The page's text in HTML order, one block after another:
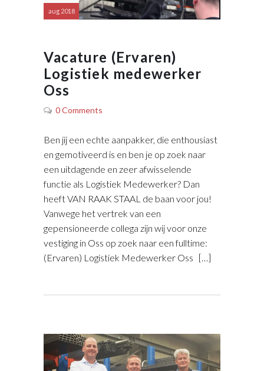
aug 2018
Vacature (Ervaren)
Logistiek medewerker
Oss
0 Comments
Ben jij een echte aanpakker, die enthousiast
en gemotiveerd is en ben je op zoek naar
een uitdagende en zeer afwisselende
functie als Logistiek Medewerker? Dan
heeft VAN RAAK STAAL de baan voor jou!
Vanwege het vertrek van een
gepensioneerde collega zijn wij voor onze
vestiging in Oss op zoek naar een fulltime:
(Ervaren) Logistiek Medewerker Oss […]